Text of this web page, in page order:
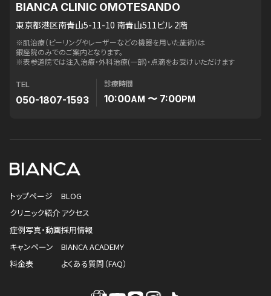
BIANCA CLINIC OMOTESANDO
東京都港区南青山5-11-10 南青山511ビル 2階
※肌治療（ピーリングやレーザーなどの機器を用いた施術）は
銀座院のみでのご案内となります。
※表参道院では注入治療・外科治療(一部)・点滴をお受けいただけます
TEL
050-1807-1593
診療時間
10:00AM 〜 7:00PM
トップページ
クリニック紹介
症例写真・動画
キャンペーン
料金表
BLOG
アクセス
採用情報
BIANCA ACADEMY
よくある質問（FAQ）